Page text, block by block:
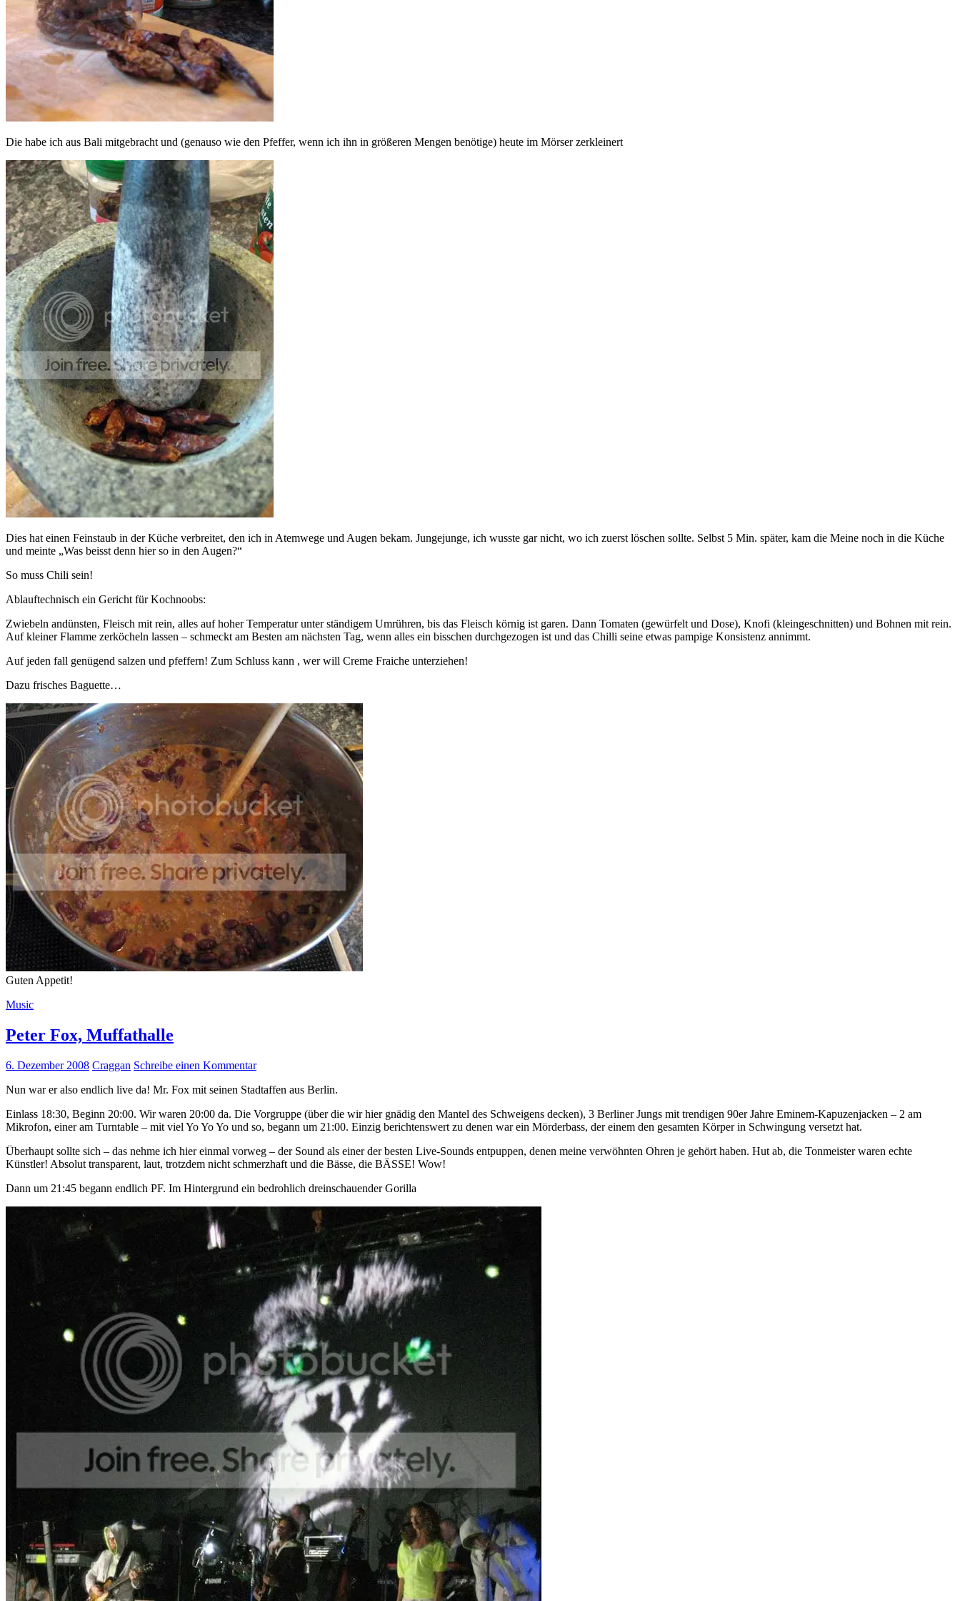
Die habe ich aus Bali mitgebracht und (genauso wie den Pfeffer, wenn ich ihn in größeren Mengen benötige) heute im Mörser zerkleinert
Dies hat einen Feinstaub in der Küche verbreitet, den ich in Atemwege und Augen bekam. Jungejunge, ich wusste gar nicht, wo ich zuerst löschen sollte. Selbst 5 Min. später, kam die Meine noch in die Küche
und meinte „Was beisst denn hier so in den Augen?“
So muss Chili sein!
Ablauftechnisch ein Gericht für Kochnoobs:
Zwiebeln andünsten, Fleisch mit rein, alles auf hoher Temperatur unter ständigem Umrühren, bis das Fleisch körnig ist garen. Dann Tomaten (gewürfelt und Dose), Knofi (kleingeschnitten) und Bohnen mit rein.
Auf kleiner Flamme zerköcheln lassen – schmeckt am Besten am nächsten Tag, wenn alles ein bisschen durchgezogen ist und das Chilli seine etwas pampige Konsistenz annimmt.
Auf jeden fall genügend salzen und pfeffern! Zum Schluss kann , wer will Creme Fraiche unterziehen!
Dazu frisches Baguette…
Guten Appetit!
Music
Peter Fox, Muffathalle
6. Dezember 2008 Craggan Schreibe einen Kommentar
Nun war er also endlich live da! Mr. Fox mit seinen Stadtaffen aus Berlin.
Einlass 18:30, Beginn 20:00. Wir waren 20:00 da. Die Vorgruppe (über die wir hier gnädig den Mantel des Schweigens decken), 3 Berliner Jungs mit trendigen 90er Jahre Eminem-Kapuzenjacken – 2 am
Mikrofon, einer am Turntable – mit viel Yo Yo Yo und so, begann um 21:00. Einzig berichtenswert zu denen war ein Mörderbass, der einem den gesamten Körper in Schwingung versetzt hat.
Überhaupt sollte sich – das nehme ich hier einmal vorweg – der Sound als einer der besten Live-Sounds entpuppen, denen meine verwöhnten Ohren je gehört haben. Hut ab, die Tonmeister waren echte
Künstler! Absolut transparent, laut, trotzdem nicht schmerzhaft und die Bässe, die BÄSSE! Wow!
Dann um 21:45 begann endlich PF. Im Hintergrund ein bedrohlich dreinschauender Gorilla